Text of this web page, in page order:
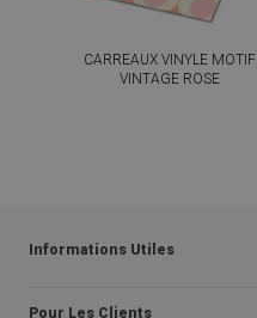
CARREAUX VINYLE MOTIF
VINTAGE ROSE
Informations Utiles
Pour Les Clients